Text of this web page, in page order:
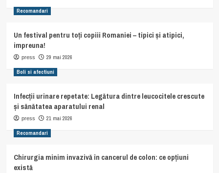
Recomandari
Un festival pentru toți copiii Romaniei – tipici și atipici,
impreuna!
press 29 mai 2026
Boli si afectiuni
Infecții urinare repetate: Legătura dintre leucocitele crescute
și sănătatea aparatului renal
press 21 mai 2026
Recomandari
Chirurgia minim invazivă în cancerul de colon: ce opțiuni
există